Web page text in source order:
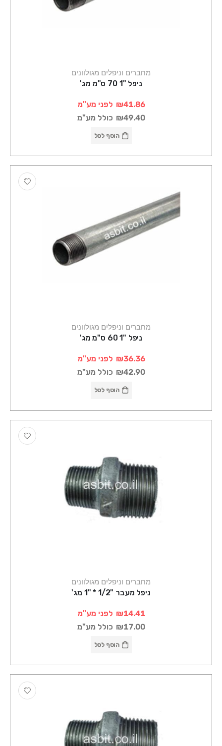
מחברים וניפלים מגולוונים
ניפל "1 70 ס"מ מג'
₪41.86 לפני מע"מ
₪49.40 כולל מע"מ
הוסף לסל
מחברים וניפלים מגולוונים
ניפל "1 60 ס"מ מג'
₪36.36 לפני מע"מ
₪42.90 כולל מע"מ
הוסף לסל
מחברים וניפלים מגולוונים
ניפל מעבר "1/2 * "1 מג'
₪14.41 לפני מע"מ
₪17.00 כולל מע"מ
הוסף לסל